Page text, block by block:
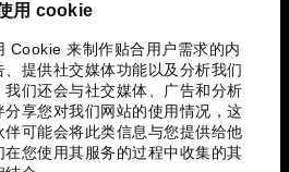
用 cookie
Cookie 来制作贴合用户需求的内
、提供社交媒体功能以及分析我们
我们还会与社交媒体、广告和分析
分享您对我们网站的使用情况，这
伴可能会将此类信息与您提供给他
在您使用其服务的过程中收集的其